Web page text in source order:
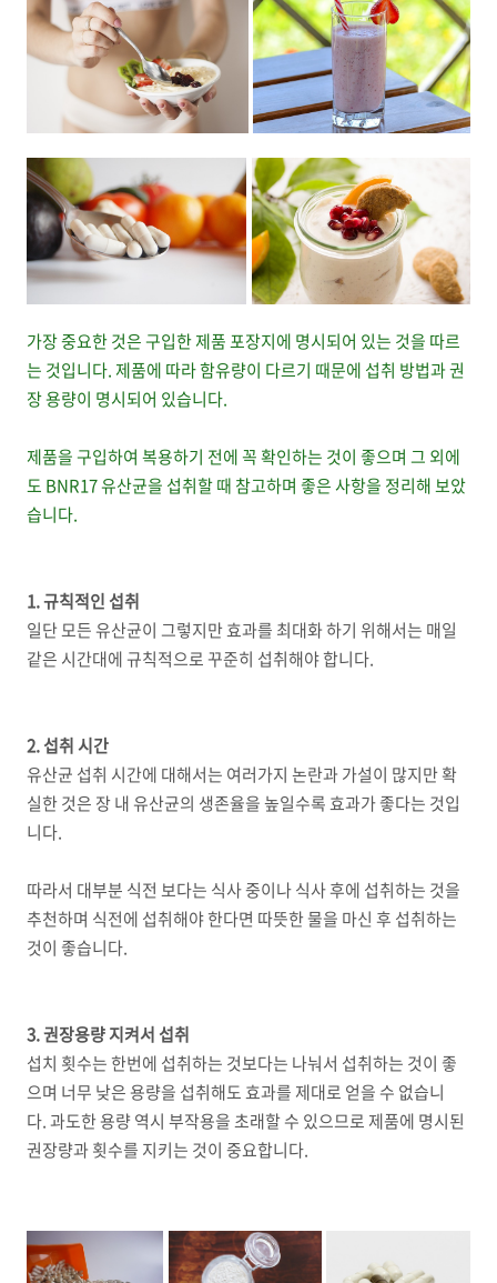
가장 중요한 것은 구입한 제품 포장지에 명시되어 있는 것을 따르
는 것입니다. 제품에 따라 함유량이 다르기 때문에 섭취 방법과 권
장 용량이 명시되어 있습니다.
제품을 구입하여 복용하기 전에 꼭 확인하는 것이 좋으며 그 외에
도 BNR17 유산균을 섭취할 때 참고하며 좋은 사항을 정리해 보았
습니다.
1. 규칙적인 섭취
일단 모든 유산균이 그렇지만 효과를 최대화 하기 위해서는 매일
같은 시간대에 규칙적으로 꾸준히 섭취해야 합니다.
2. 섭취 시간
유산균 섭취 시간에 대해서는 여러가지 논란과 가설이 많지만 확
실한 것은 장 내 유산균의 생존율을 높일수록 효과가 좋다는 것입
니다.
따라서 대부분 식전 보다는 식사 중이나 식사 후에 섭취하는 것을
추천하며 식전에 섭취해야 한다면 따뜻한 물을 마신 후 섭취하는
것이 좋습니다.
3. 권장용량 지켜서 섭취
섭치 횟수는 한번에 섭취하는 것보다는 나눠서 섭취하는 것이 좋
으며 너무 낮은 용량을 섭취해도 효과를 제대로 얻을 수 없습니
다. 과도한 용량 역시 부작용을 초래할 수 있으므로 제품에 명시된
권장량과 횟수를 지키는 것이 중요합니다.